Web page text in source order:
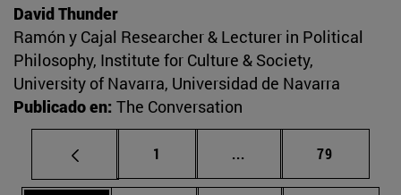
David Thunder
Ramón y Cajal Researcher & Lecturer in Political
Philosophy, Institute for Culture & Society,
University of Navarra, Universidad de Navarra
Publicado en: The Conversation
Página
1 ... Páginas intermedias
Página
79